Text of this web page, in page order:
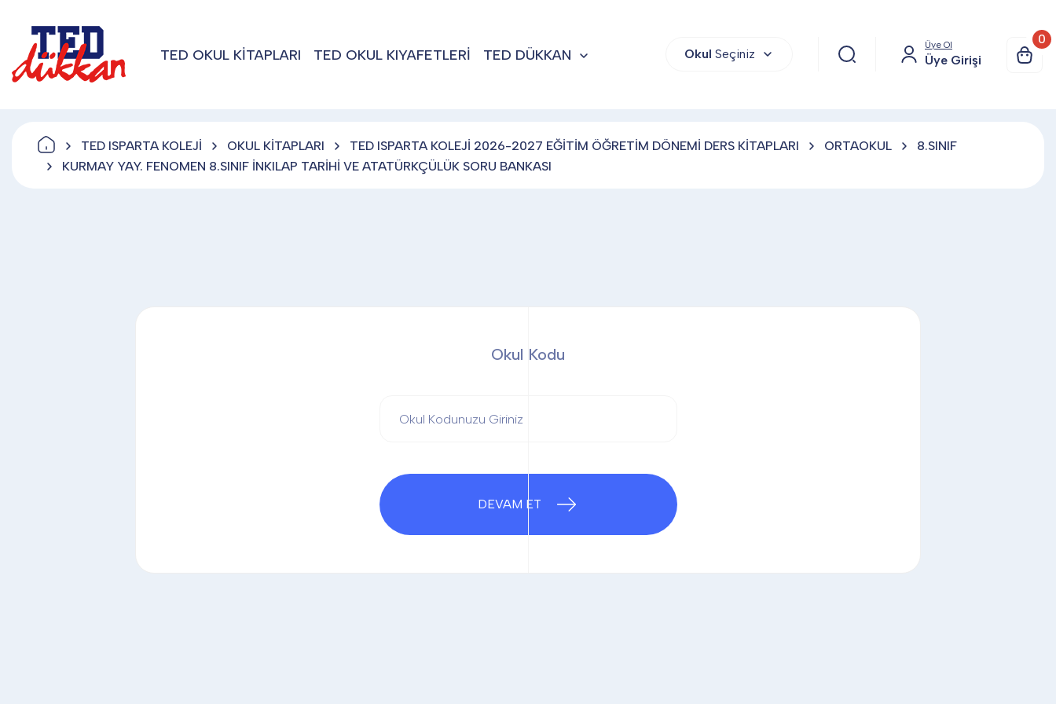
TED OKUL KİTAPLARI TED OKUL KIYAFETLERİ TED DÜKKAN Okul Seçiniz
Üye Ol
Üye Girişi
0
TED ISPARTA KOLEJİ OKUL KİTAPLARI TED ISPARTA KOLEJİ 2026-2027 EĞİTİM ÖĞRETİM DÖNEMİ DERS KİTAPLARI ORTAOKUL
8.SINIF
KURMAY YAY. FENOMEN 8.SINIF İNKILAP TARİHİ VE ATATÜRKÇÜLÜK SORU BANKASI
Okul Kodu
DEVAM ET